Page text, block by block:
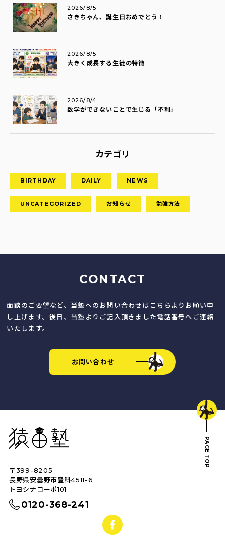
さきちゃん、誕生日おめでとう！
2026/8/5
大きく成長する生徒の特徴
2026/8/5
数学ができないことで生じる「不利」
2026/8/4
カテゴリ
BIRTHDAY DAILY NEWS
UNCATEGORIZED お知らせ 勉強方法
CONTACT
面談のご要望など、当塾へのお問い合わせはこちらよりお願い申
し上げます。後日、当塾よりご記入頂きました電話番号へご連絡
いたします。
お問い合わせ
PAGE TOP
猿田塾
〒399-8205
長野県安曇野市豊科4511-6
トヨシナコーポ101
0120-368-241
facebook